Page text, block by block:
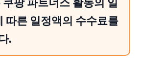
팡 파트너스 활동의 일
따른 일정액의 수수료를
.